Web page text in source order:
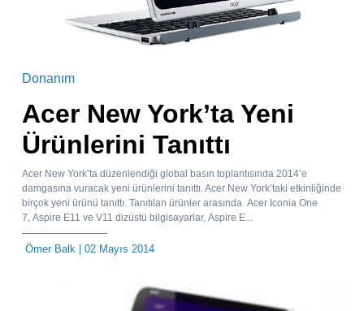
Donanım
Acer New York’ta Yeni
Ürünlerini Tanıttı
Acer New York’ta düzenlendiği global basın toplantısında 2014’e
damgasına vuracak yeni ürünlerini tanıttı. Acer New York’taki etkinliğinde
birçok yeni ürünü tanıttı. Tanıtılan ürünler arasında Acer Iconia One
7, Aspire E11 ve V11 dizüstü bilgisayarlar, Aspire E...
Ömer Balk | 02 Mayıs 2014